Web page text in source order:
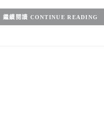
CONTINUE READING